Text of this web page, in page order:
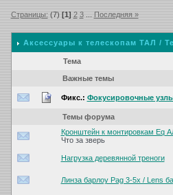
Страницы: (7) [1] 2 3... Последняя »
Аксессуары к телескопам ТАЛ /
Тема
Важные темы
Фикс.: Фокусировочные
Темы форума
Кронштейн к монтировкам Eq
Что за зверь
Нагрузка деревянной треноги
Линза барлоу Pag 3-5x / Lens